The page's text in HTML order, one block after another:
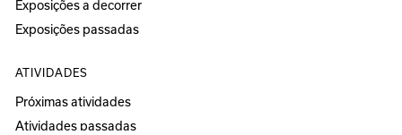
Exposições a decorrer
Exposições passadas
ATIVIDADES
Próximas atividades
Atividades passadas